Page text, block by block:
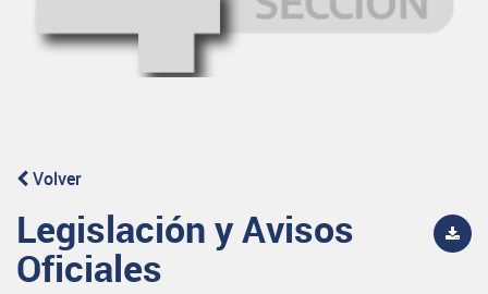
Volver
Legislación y Avisos
Oficiales